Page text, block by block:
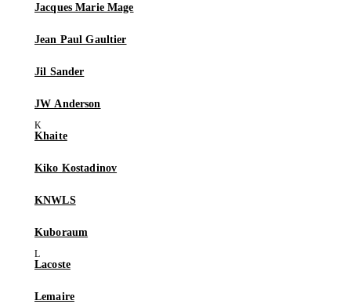
Jacques Marie Mage
Jean Paul Gaultier
Jil Sander
JW Anderson
Khaite
Kiko Kostadinov
KNWLS
Kuboraum
Lacoste
Lemaire